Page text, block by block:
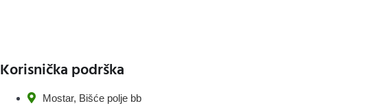
Korisnička podrška
Mostar, Bišće polje bb